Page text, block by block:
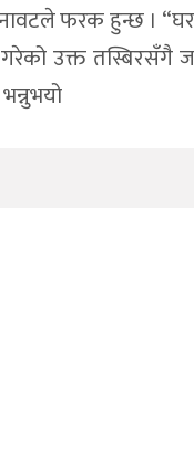
फरक हुन्छ ।
उक्त तस्बिरसँगै